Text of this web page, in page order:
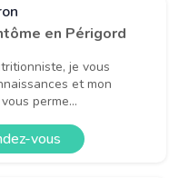
en Périgord
je vous
et mon
perme...
vous